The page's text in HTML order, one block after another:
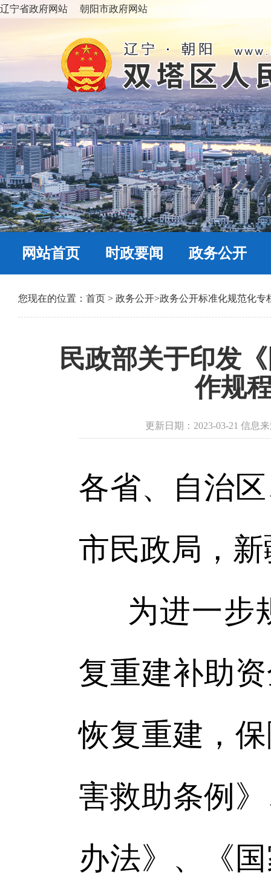
辽宁省政府网站 朝阳市政府网站
网站首页 时政要闻 政务公开
您现在的位置： 首页 > 政务公开>政务公开标准化规范化专
民政部关于印发
作规
更新日期：2023-03-21 信息
各省、自治
市民政局，
为进一步
复重建补助
恢复重建，
害救助条例
办法》、《